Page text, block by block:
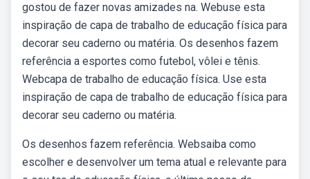
gostou de fazer novas amizades na. Webuse esta
inspiração de capa de trabalho de educação física para
decorar seu caderno ou matéria. Os desenhos fazem
referência a esportes como futebol, vôlei e tênis.
Webcapa de trabalho de educação física. Use esta
inspiração de capa de trabalho de educação física para
decorar seu caderno ou matéria.
Os desenhos fazem referência. Websaiba como
escolher e desenvolver um tema atual e relevante para